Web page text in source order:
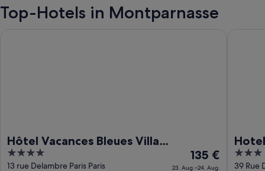
Top-Hotels in Montparnasse
Hôtel Vacances Bleues Villa
Modigliani
4
out
13 rue Delambre Paris Paris
Der
Preis
135 €
23. Aug.–24. Aug.
3
out
39 Rue